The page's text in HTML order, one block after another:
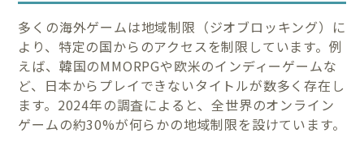
多くの海外ゲームは地域制限（ジオブロッキング）に
より、特定の国からのアクセスを制限しています。例
えば、韓国のMMORPGや欧米のインディーゲームな
ど、日本からプレイできないタイトルが数多く存在し
ます。2024年の調査によると、全世界のオンライン
ゲームの約30%が何らかの地域制限を設けています。